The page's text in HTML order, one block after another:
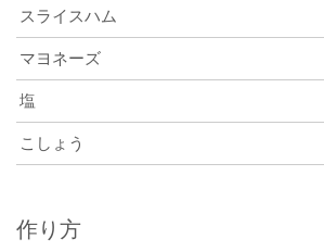
スライスハム
マヨネーズ
塩
こしょう
作り方